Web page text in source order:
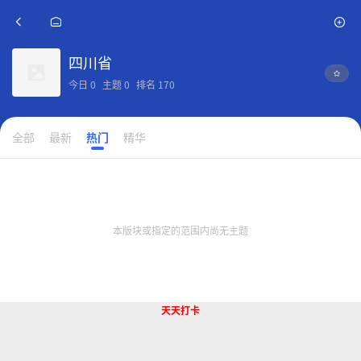
四川省
今日 0 主题0 排名 170
全部 最新 热门 精华
本版块或指定的范围内尚无主题
天天打卡